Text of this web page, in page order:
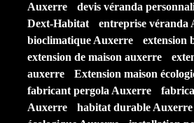
Auxerre
devis véranda
Dext-Habitat
entreprise véranda
bioclimatique Auxerre
extension
extension de maison auxerre
auxerre
Extension maison
fabricant pergola Auxerre
Auxerre
habitat durable Auxerre